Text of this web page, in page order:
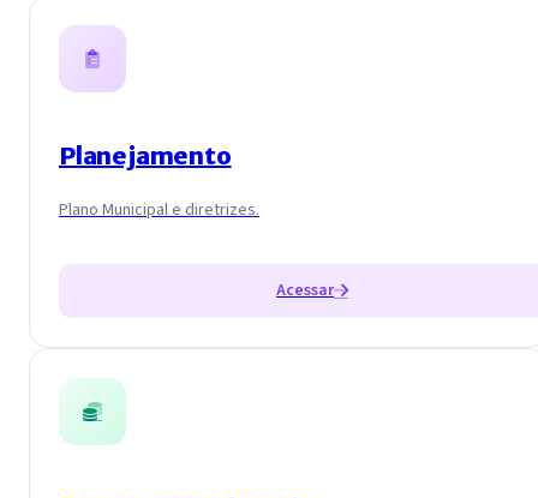
Planejamento
Plano Municipal e diretrizes.
Acessar